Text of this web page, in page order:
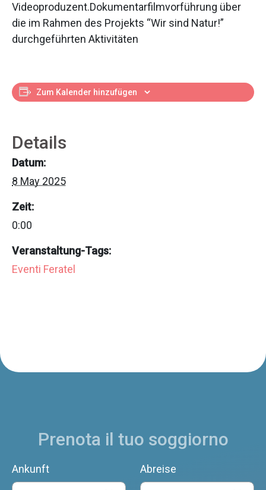
Videoproduzent.Dokumentarfilmvorführung über
die im Rahmen des Projekts “Wir sind Natur!”
durchgeführten Aktivitäten
Zum Kalender hinzufügen
Details
Datum:
8 May 2025
Zeit:
0:00
Veranstaltung-Tags:
Eventi Feratel
Prenota il tuo soggiorno
Ankunft Abreise